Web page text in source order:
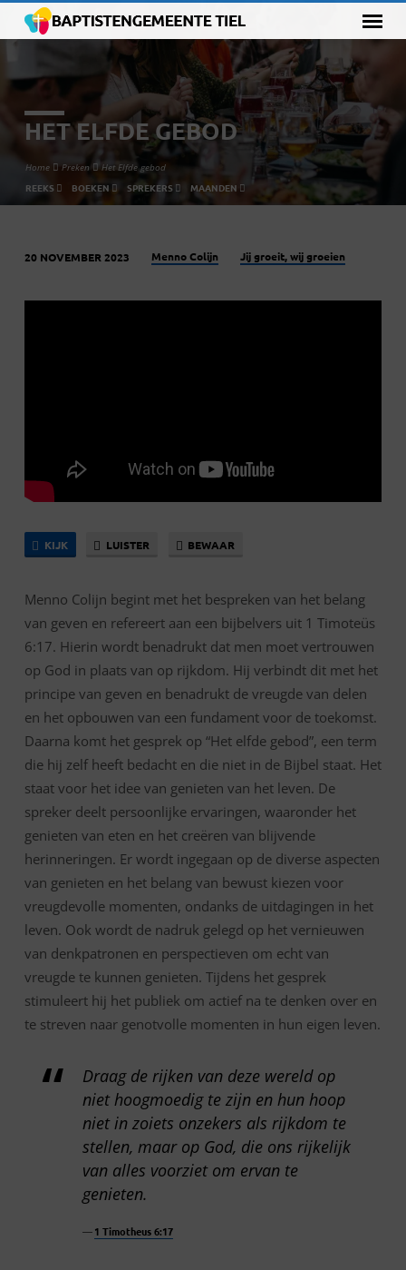
HET ELFDE GEBOD
Home Preken Het Elfde gebod
REEKS BOEKEN SPREKERS MAANDEN
ELFDE
20 NOVEMBER 2023 Menno Colijn Jij groeit, wij groeien
KIJK LUISTER BEWAAR
Menno Colijn begint met het bespreken van het belang
van geven en refereert aan een bijbelvers uit 1 Timoteüs
6:17. Hierin wordt benadrukt dat men moet vertrouwen
op God in plaats van op rijkdom. Hij verbindt dit met het
principe van geven en benadrukt de vreugde van delen
en het opbouwen van een fundament voor de toekomst.
Daarna komt het gesprek op “Het elfde gebod”, een term
die hij zelf heeft bedacht en die niet in de Bijbel staat. Het
staat voor het idee van genieten van het leven. De
spreker deelt persoonlijke ervaringen, waaronder het
genieten van eten en het creëren van blijvende
herinneringen. Er wordt ingegaan op de diverse aspecten
van genieten en het belang van bewust kiezen voor
vreugdevolle momenten, ondanks de uitdagingen in het
leven. Ook wordt de nadruk gelegd op het vernieuwen
van denkpatronen en perspectieven om echt van
vreugde te kunnen genieten. Tijdens het gesprek
stimuleert hij het publiek om actief na te denken over en
te streven naar genotvolle momenten in hun eigen leven.
Draag de rijken van deze wereld op
niet hoogmoedig te zijn en hun hoop
niet in zoiets onzekers als rijkdom te
stellen, maar op God, die ons rijkelijk
van alles voorziet om ervan te
genieten.
1 Timotheus 6:17